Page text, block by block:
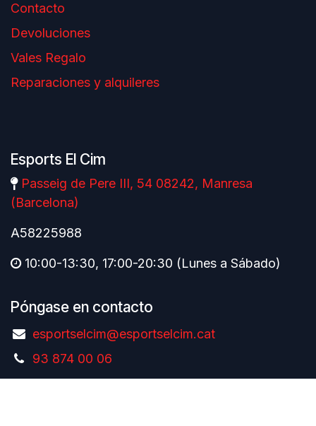
Contacto
Devoluciones
Vales Regalo
Reparaciones y alquileres
Esports El Cim
Passeig de Pere III, 54 08242, Manresa
(Barcelona)
A58225988
10:00-13:30, 17:00-20:30 (Lunes a Sábado)
Póngase en contacto
esportselcim@esportselcim.cat
93 874 00 06